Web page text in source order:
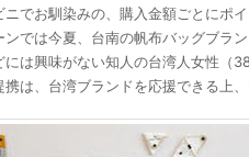
でお馴染みの、購入金額ごとにポ
ンでは今夏、台南の帆布バッグブラ
には興味がない知人の台湾人女性（
携は、台湾ブランドを応援できる上